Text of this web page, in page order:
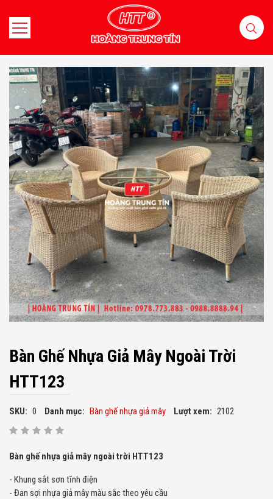
Bàn Ghế Nhựa Giả Mây Ngoài Trời
HTT123
SKU: 0 Danh mục: Bàn ghế nhựa giả mây Lượt xem: 2102
Bàn ghế nhựa giả mây ngoài trời HTT123
- Khung sắt sơn tĩnh điện
- Đan sợi nhựa giả mây màu sắc theo yêu cầu